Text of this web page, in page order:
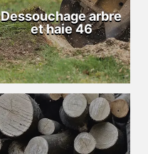
Dessouchage arbre
et haie 46